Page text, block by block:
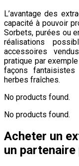
L’avantage des
capacité à pouvoir
Sorbets, purées ou
réalisations
accessoires
pratique par
façons
herbes fraîches.
No products found.
No products found.
Acheter un
un